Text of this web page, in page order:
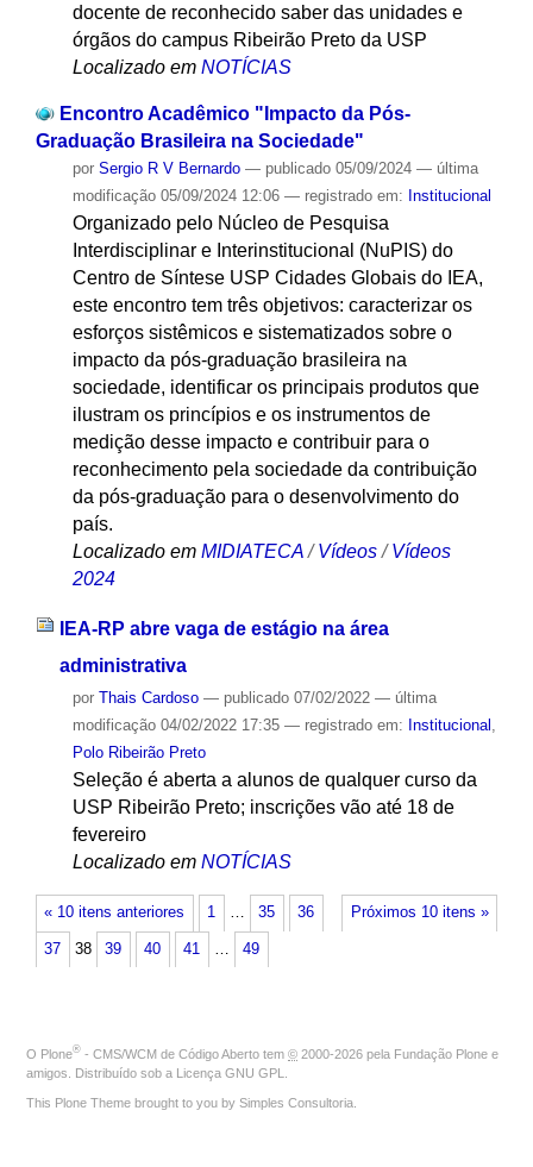
docente de reconhecido saber das unidades e
órgãos do campus Ribeirão Preto da USP
Localizado em NOTÍCIAS
Encontro Acadêmico "Impacto da Pós-
Graduação Brasileira na Sociedade"
por Sergio R V Bernardo — publicado05/09/2024 — última
modificação05/09/2024 12:06 — registrado em: Institucional
Organizado pelo Núcleo de Pesquisa
Interdisciplinar e Interinstitucional (NuPIS) do
Centro de Síntese USP Cidades Globais do IEA,
este encontro tem três objetivos: caracterizar os
esforços sistêmicos e sistematizados sobre o
impacto da pós-graduação brasileira na
sociedade, identificar os principais produtos que
ilustram os princípios e os instrumentos de
medição desse impacto e contribuir para o
reconhecimento pela sociedade da contribuição
da pós-graduação para o desenvolvimento do
país.
Localizado em MIDIATECA /Vídeos /Vídeos
2024
IEA-RP abre vaga de estágio na área
administrativa
por Thais Cardoso — publicado07/02/2022 — última
modificação04/02/2022 17:35 — registrado em: Institucional ,
Polo Ribeirão Preto
Seleção é aberta a alunos de qualquer curso da
USP Ribeirão Preto; inscrições vão até 18 de
fevereiro
Localizado em NOTÍCIAS
« 10 itens anteriores Próximos 10 itens »
1 … 35 36
37 38 39 40 41 … 49
O Plone® - CMS/WCM de Código Aberto tem © 2000-2026 pela Fundação Plone e
amigos. Distribuído sob a Licença GNU GPL
This Plone Theme brought to you by Simples Consultoria